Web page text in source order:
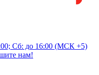
Сб: до 16:00 (МСК +5)
нам!